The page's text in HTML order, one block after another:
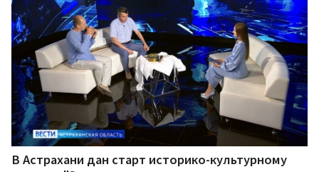
В Астрахани дан старт историко-культурному